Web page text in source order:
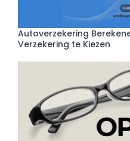
Autoverzekering
Verzekering te Kiezen